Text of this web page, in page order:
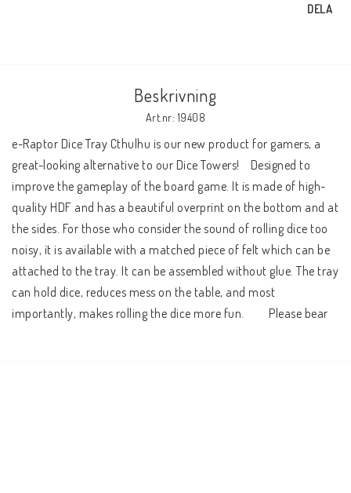
DELA
Beskrivning
Art.nr: 19408
e-Raptor Dice Tray Cthulhu is our new product for gamers, a
great-looking alternative to our Dice Towers!    Designed to
improve the gameplay of the board game. It is made of high-
quality HDF and has a beautiful overprint on the bottom and at
the sides. For those who consider the sound of rolling dice too
noisy, it is available with a matched piece of felt which can be
attached to the tray. It can be assembled without glue. The tray
can hold dice, reduces mess on the table, and most
importantly, makes rolling the dice more fun.         Please bear